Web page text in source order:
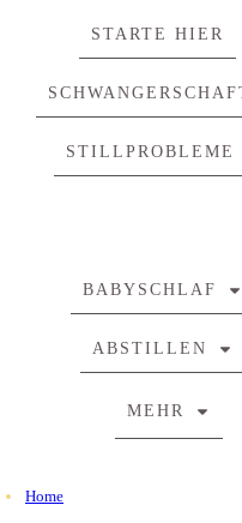
STARTE HIER
STILLPROBLEME
BABYSCHLAF
ABSTILLEN
MEHR
Home